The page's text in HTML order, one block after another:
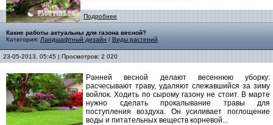
Подробнее
Какие работы актуальны для газона весной?
Категория: Ландшафтный дизайн / Виды растений
23-05-2013, 05:45 | Просмотров: 2 020
Ранней весной делают весеннюю уборку:
расчесывают траву, удаляют слежавшийся за зиму
войлок. Ходить по сырому газону не стоит. В марте
нужно сделать прокалывание травы для
поступления воздуха. Он усиливает поглощение
воды и питательных веществ корневой...